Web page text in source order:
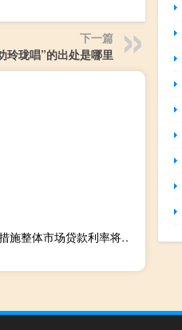
下一篇
玲珑唱”的出处是哪里
斯里兰卡央行：预计随着最近的货币政策放松措施整体市场贷款利率将会更快下降需要迅速为市场利率的进一步调整留出空间